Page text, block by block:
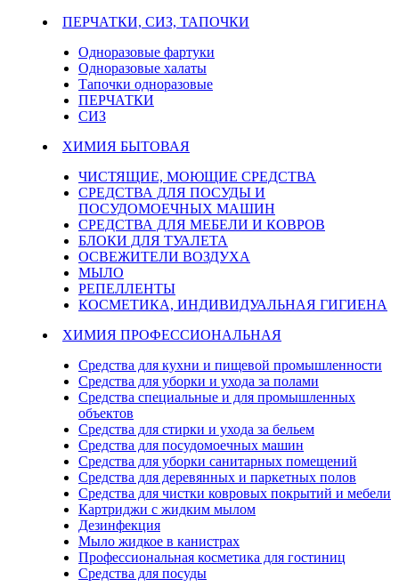
ПЕРЧАТКИ, СИЗ, ТАПОЧКИ
Одноразовые фартуки
Одноразовые халаты
Тапочки одноразовые
ПЕРЧАТКИ
СИЗ
ХИМИЯ БЫТОВАЯ
ЧИСТЯЩИЕ, МОЮЩИЕ СРЕДСТВА
СРЕДСТВА ДЛЯ ПОСУДЫ И
ПОСУДОМОЕЧНЫХ МАШИН
СРЕДСТВА ДЛЯ МЕБЕЛИ И КОВРОВ
БЛОКИ ДЛЯ ТУАЛЕТА
ОСВЕЖИТЕЛИ ВОЗДУХА
МЫЛО
РЕПЕЛЛЕНТЫ
КОСМЕТИКА, ИНДИВИДУАЛЬНАЯ ГИГИЕНА
ХИМИЯ ПРОФЕССИОНАЛЬНАЯ
Средства для кухни и пищевой промышленности
Средства для уборки и ухода за полами
Средства специальные и для промышленных
объектов
Средства для стирки и ухода за бельем
Средства для посудомоечных машин
Средства для уборки санитарных помещений
Средства для деревянных и паркетных полов
Средства для чистки ковровых покрытий и мебели
Картриджи с жидким мылом
Дезинфекция
Мыло жидкое в канистрах
Профессиональная косметика для гостиниц
Средства для посуды